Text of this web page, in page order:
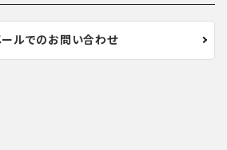
ールでのお問い合わせ